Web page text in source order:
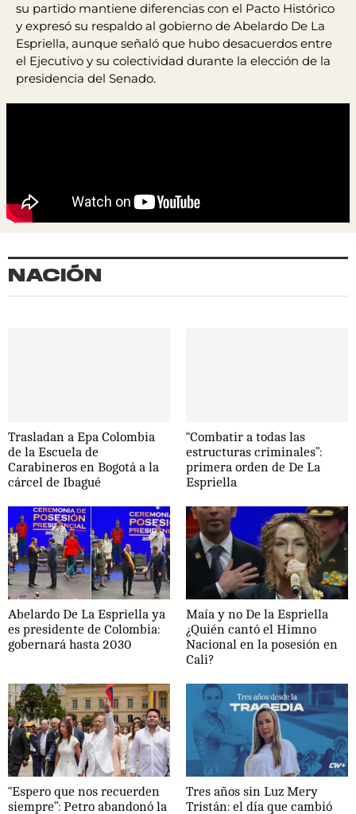
su partido mantiene diferencias con el Pacto Histórico
y expresó su respaldo al gobierno de Abelardo De La
Espriella, aunque señaló que hubo desacuerdos entre
el Ejecutivo y su colectividad durante la elección de la
presidencia del Senado.
NACIÓN
Trasladan a Epa Colombia
de la Escuela de
Carabineros en Bogotá a la
cárcel de Ibagué
“Combatir a todas las
estructuras criminales”:
primera orden de De La
Espriella
Abelardo De La Espriella ya
es presidente de Colombia:
gobernará hasta 2030
Maía y no De la Espriella
¿Quién cantó el Himno
Nacional en la posesión en
Cali?
“Espero que nos recuerden
siempre”: Petro abandonó la
Tres años sin Luz Mery
Tristán: el día que cambió